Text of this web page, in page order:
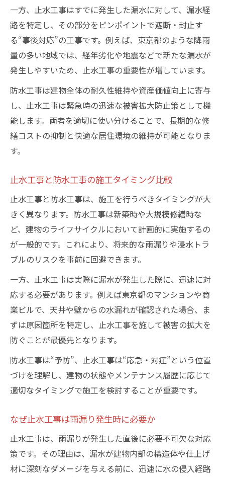
一方、止水工事はすでに発生した漏水に対して、漏水経
路を特定し、その部分をピンポイントで遮断・封止す
る“事後対応”の工事です。例えば、東京都のような降雨
量の多い地域では、経年劣化や地震などで新たな漏水が
発生しやすいため、止水工事の重要性が増しています。
防水工事は建物全体の耐久性維持や資産価値向上に寄与
し、止水工事は緊急時の迅速な被害拡大防止策として機
能します。両者を適切に使い分けることで、長期的な修
繕コストの抑制と快適な居住環境の維持が可能となりま
す。
止水工事と防水工事の施工タイミング比較
止水工事と防水工事は、施工を行うべきタイミングが大
きく異なります。防水工事は新築時や大規模修繕時な
ど、建物のライフサイクルにおいて計画的に実施するの
が一般的です。これにより、将来的な雨漏りや浸水トラ
ブルのリスクを事前に回避できます。
一方、止水工事は実際に漏水が発生した際に、迅速に対
応する必要があります。例えば東京都のマンションや商
業ビルで、天井や壁からの水漏れが確認された場合、ま
ずは原因箇所を特定し、止水工事を施して被害の拡大を
防ぐことが最優先となります。
防水工事は“予防”、止水工事は“応急・対症”という位置
づけを理解し、建物の状態やメンテナンス履歴に応じて
適切なタイミングで施工を検討することが重要です。
なぜ止水工事は雨漏り発生時に必要か
止水工事は、雨漏りが発生した直後に必要不可欠な対応
策です。その理由は、漏水が建物内部の構造体や仕上げ
材に深刻なダメージを与える前に、迅速に水の侵入経路